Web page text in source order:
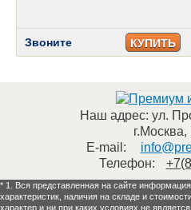
Звоните КУПИТЬ
Наш адрес: ул.
г.Москва,
E-mail:
Телефон:
* 1. Вся представленная на сайте
характеристик, наличия на складе и
характер и ни при каких условиях не